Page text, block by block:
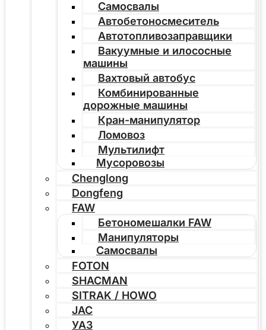
Самосвалы
Автобетоносмеситель
Автотопливозаправщики
Вакуумные и илососные
машины
Вахтовый автобус
Комбинированные
дорожные машины
Кран-манипулятор
Ломовоз
Мультилифт
Мусоровозы
Chenglong
Dongfeng
FAW
Бетономешалки FAW
Манипуляторы
Самосвалы
FOTON
SHACMAN
SITRAK / HOWO
JAC
УАЗ